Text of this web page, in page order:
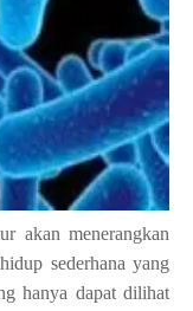
akan menerangkan
sederhana yang
hanya dapat dilihat